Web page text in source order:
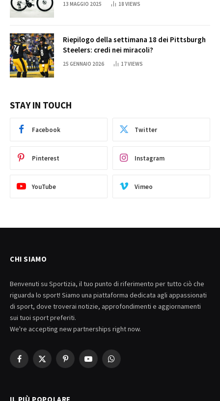
13 MAGGIO 2025 18 VIEWS
Riepilogo della settimana 18 dei Pittsburgh
Steelers: credi nei miracoli?
25 GENNAIO 2026 17VIEWS
STAY IN TOUCH
Facebook Twitter
Pinterest Instagram
YouTube Vimeo
CHI SIAMO
Benvenuti su Sportizia, il tuo punto di riferimento per tutto ciò che
riguarda lo sport! Siamo una piattaforma dedicata agli appassionati
di sport, dove troverai notizie, approfondimenti e aggiornamenti
sui tuoi sport preferiti.
We're accepting new partnerships right now.
Facebook
X
PinterestYouTubeWhatsApp